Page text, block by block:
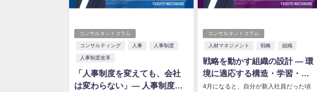
コンサルタントコラム
コンサルティング 人事 人事制度
人事制度改革
「人事制度を変えても、会社
は変わらない」― 人事制度改
コンサルタントコラム
人材マネジメント 戦略 組織
戦略を動かす組織の設計 ― 環
境に適応する構造・学習・人
材マネジメント ―
4月になると、自分が新入社員だった頃